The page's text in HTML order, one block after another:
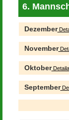
6.
Dezember
November
Oktober
September